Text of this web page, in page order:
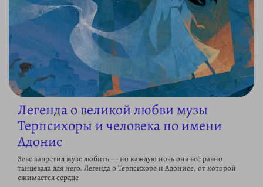
Легенда о великой любви музы
Терпсихоры и человека по имени
Адонис
Зевс запретил музе любить — но каждую ночь она всё равно
танцевала для него. Легенда о Терпсихоре и Адонисе, от которой
сжимается сердце